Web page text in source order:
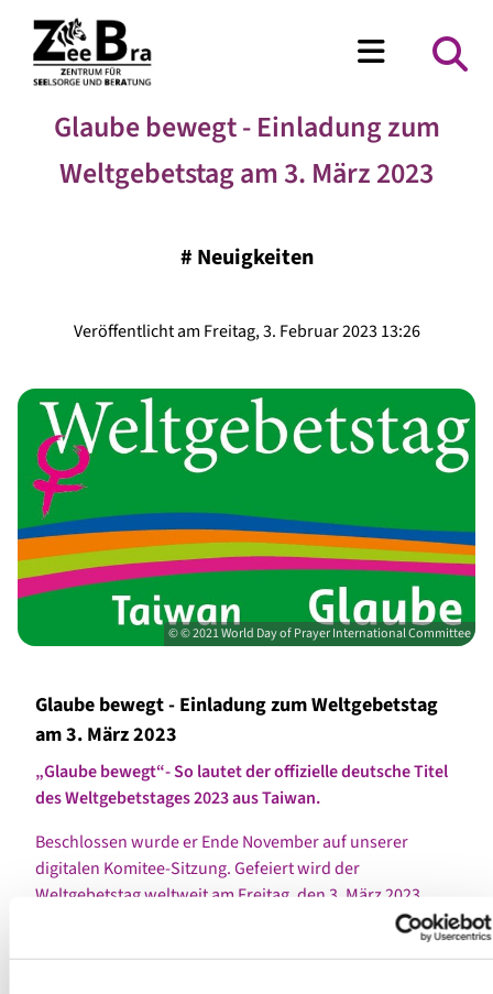
Glaube bewegt - Einladung zum
Weltgebetstag am 3. März 2023
# Neuigkeiten
Veröffentlicht am Freitag, 3. Februar 2023 13:26
© © 2021 World Day of Prayer International Committee
Glaube bewegt - Einladung zum Weltgebetstag
am 3. März 2023
„Glaube bewegt“- So lautet der offizielle deutsche Titel
des Weltgebetstages 2023 aus Taiwan.
Beschlossen wurde er Ende November auf unserer
digitalen Komitee-Sitzung. Gefeiert wird der
Weltgebetstag weltweit am Freitag, den 3. März 2023.
Im Fokus des Gottesdienstes zum Weltgebetstag 2023